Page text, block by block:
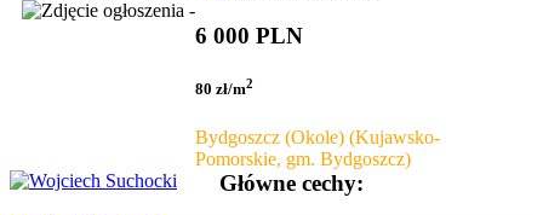
6 000 PLN
80 zł/m2
Bydgoszcz (Okole) (Kujawsko-
Pomorskie, gm. Bydgoszcz)
Główne cechy: